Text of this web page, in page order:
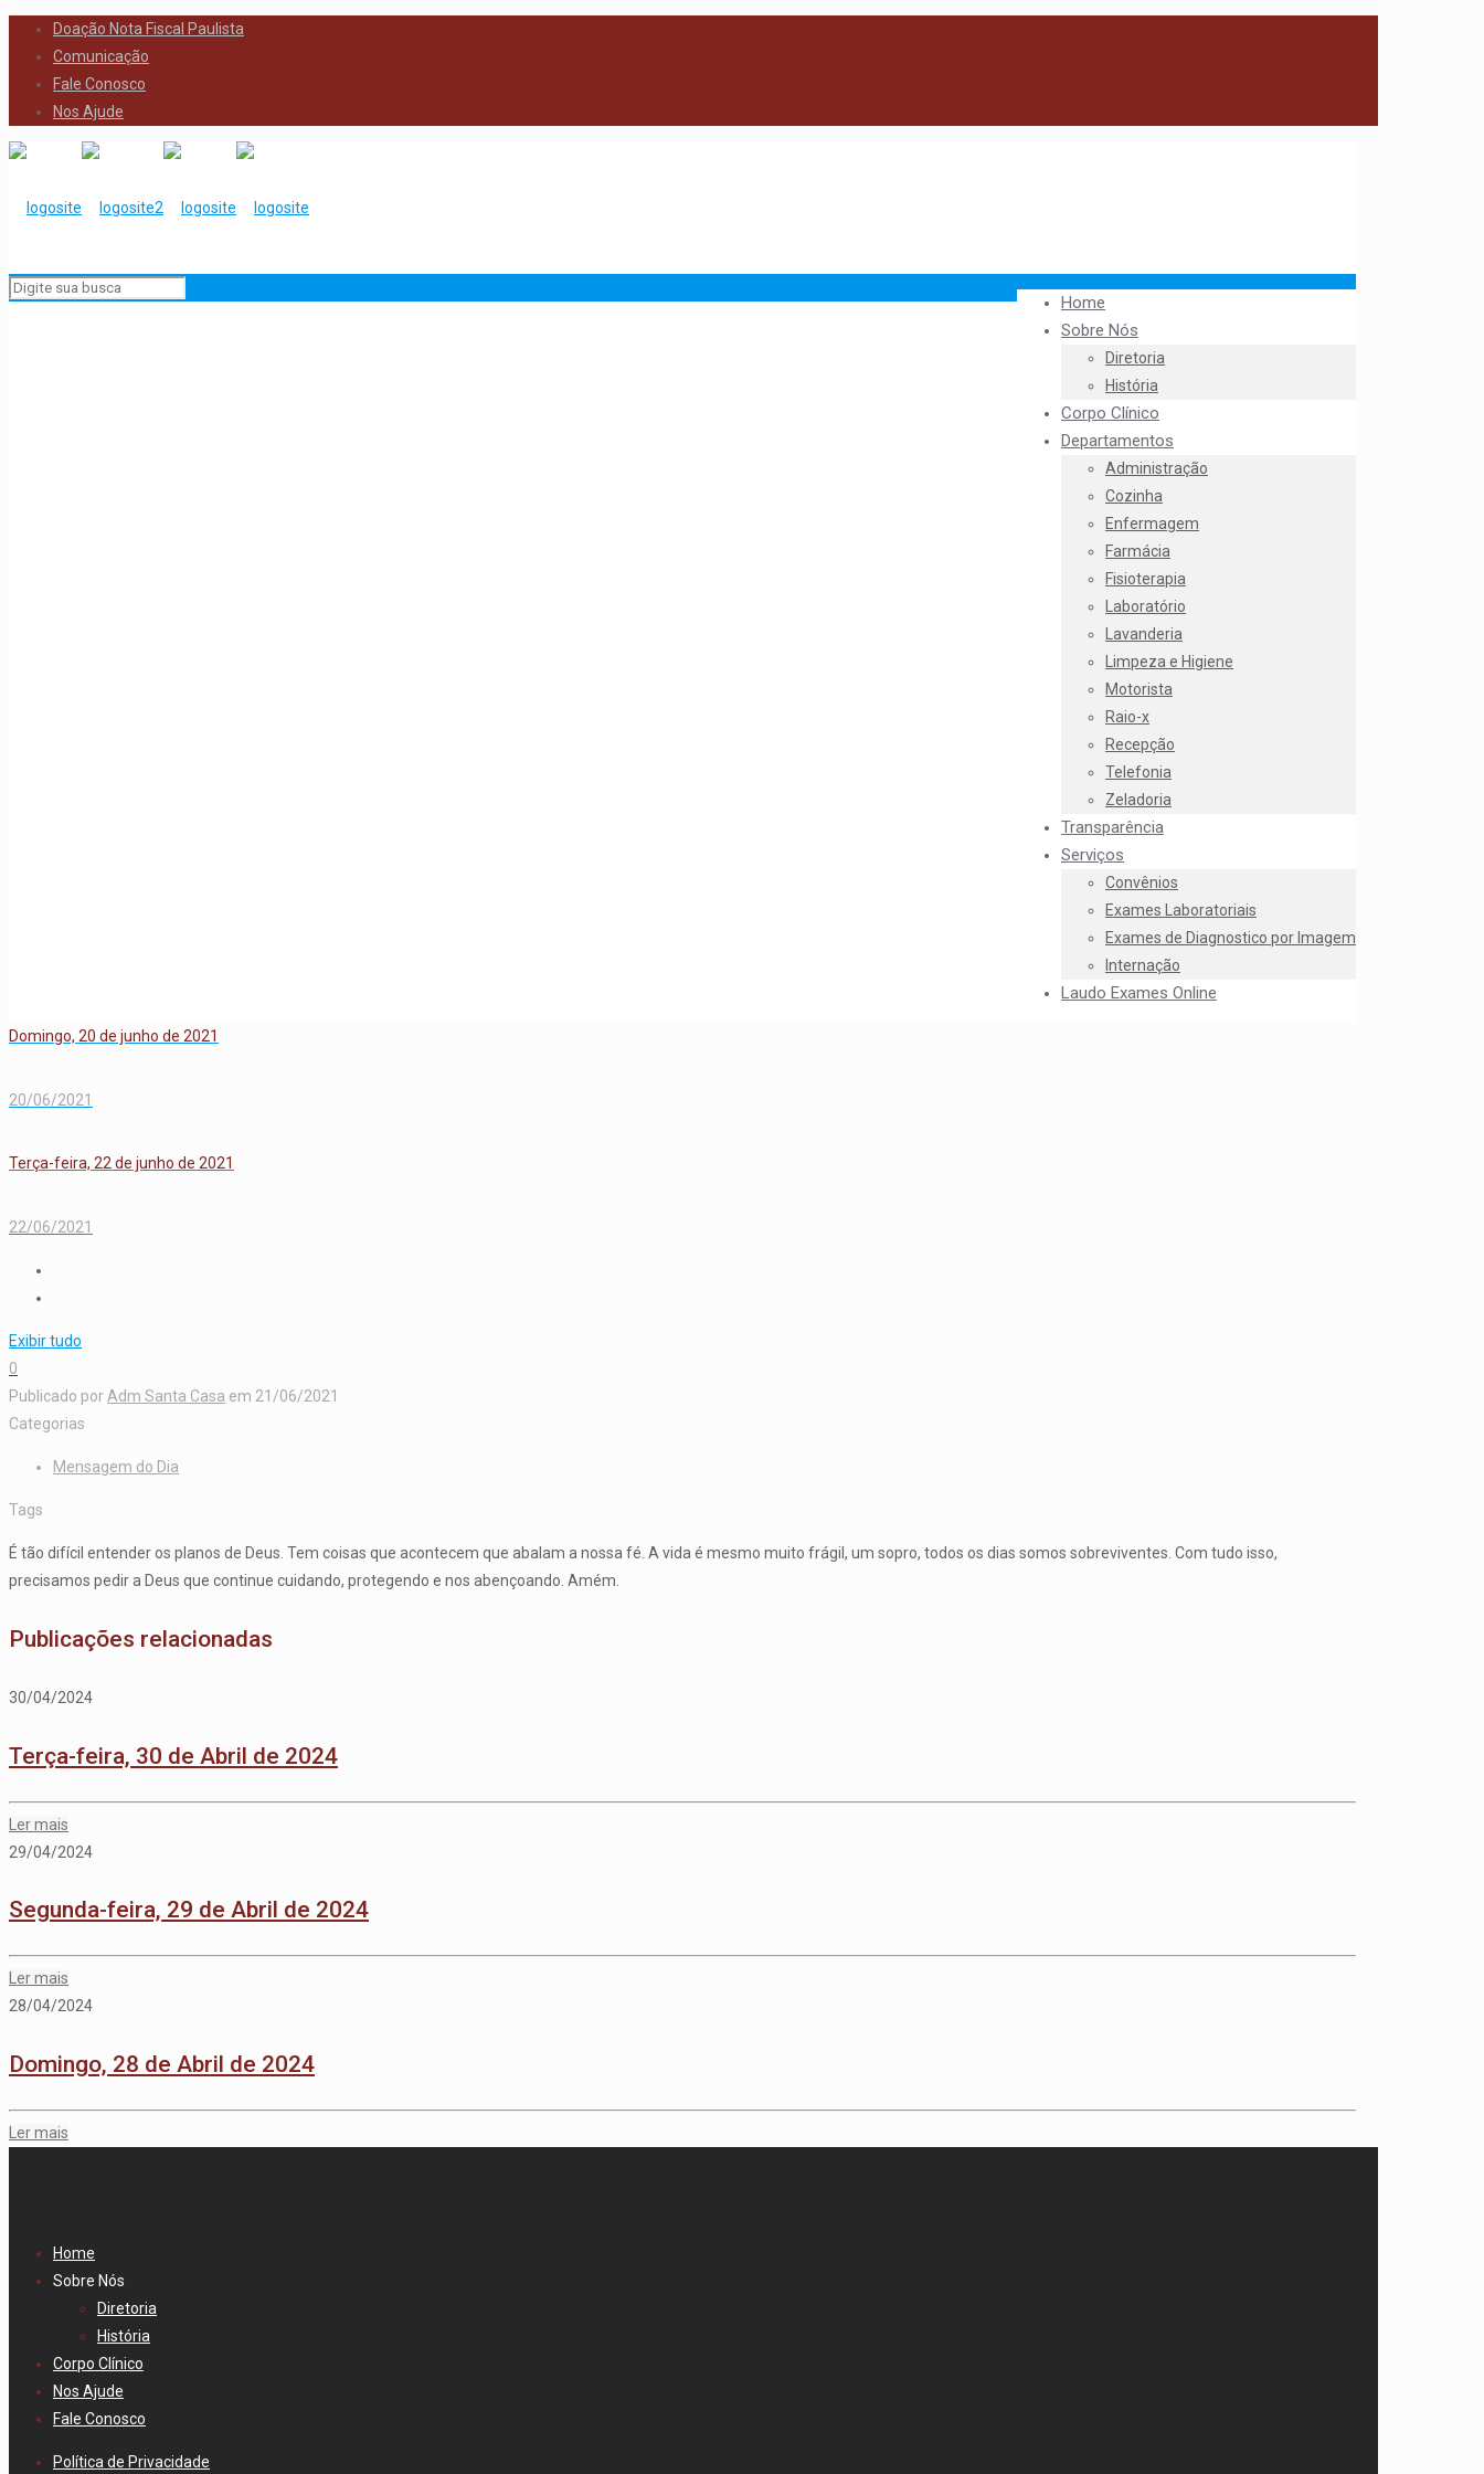
Doação Nota Fiscal Paulista
Comunicação
Fale Conosco
Nos Ajude
Home
Sobre Nós
Diretoria
História
Corpo Clínico
Departamentos
Administração
Cozinha
Enfermagem
Farmácia
Fisioterapia
Laboratório
Lavanderia
Limpeza e Higiene
Motorista
Raio-x
Recepção
Telefonia
Zeladoria
Transparência
Serviços
Convênios
Exames Laboratoriais
Exames de Diagnostico por Imagem
Internação
Laudo Exames Online
Domingo, 20 de junho de 2021
20/06/2021
Terça-feira, 22 de junho de 2021
22/06/2021
Exibir tudo
0
Publicado por Adm Santa Casa em 21/06/2021
Categorias
Mensagem do Dia
Tags
É tão difícil entender os planos de Deus. Tem coisas que acontecem que abalam a nossa fé. A vida é mesmo muito frágil, um sopro, todos os dias somos sobreviventes. Com tudo isso,
precisamos pedir a Deus que continue cuidando, protegendo e nos abençoando. Amém.
Publicações relacionadas
30/04/2024
Terça-feira, 30 de Abril de 2024
Ler mais
29/04/2024
Segunda-feira, 29 de Abril de 2024
Ler mais
28/04/2024
Domingo, 28 de Abril de 2024
Ler mais
Home
Sobre Nós
Diretoria
História
Corpo Clínico
Nos Ajude
Fale Conosco
Política de Privacidade